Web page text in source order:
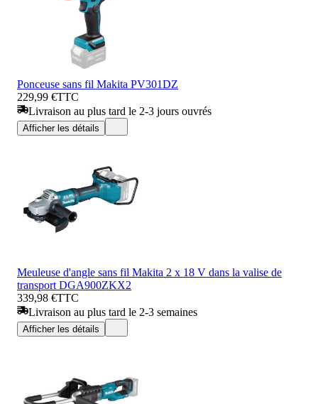
Ponceuse sans fil Makita PV301DZ
229,99 €TTC
Livraison au plus tard le 2-3 jours ouvrés
Afficher les détails
Meuleuse d'angle sans fil Makita 2 x 18 V dans la valise de
transport DGA900ZKX2
339,98 €TTC
Livraison au plus tard le 2-3 semaines
Afficher les détails